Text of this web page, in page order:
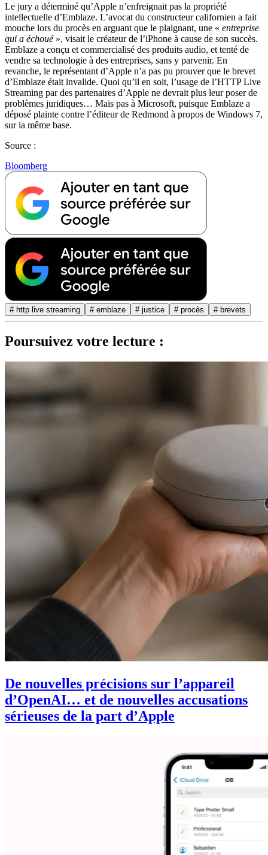
Le jury a déterminé qu’Apple n’enfreignait pas la propriété
intellectuelle d’Emblaze. L’avocat du constructeur californien a fait
mouche lors du procès en arguant que le plaignant, une « entreprise
qui a échoué», visait le créateur de l’iPhone à cause de son succès.
Emblaze a conçu et commercialisé des produits audio, et tenté de
vendre sa technologie à des entreprises, sans y parvenir. En
revanche, le représentant d’Apple n’a pas pu prouver que le brevet
d’Emblaze était invalide. Quoi qu’il en soit, l’usage de l’HTTP Live
Streaming par des partenaires d’Apple ne devrait plus leur poser de
problèmes juridiques… Mais pas à Microsoft, puisque Emblaze a
déposé plainte contre l’éditeur de Redmond à propos de Windows 7,
sur la même base.
Source :
Bloomberg
# http live streaming # emblaze # justice # procès # brevets
Poursuivez votre lecture :
De nouvelles précisions sur l’appareil
d’OpenAI… et de nouvelles accusations
sérieuses de la part d’Apple